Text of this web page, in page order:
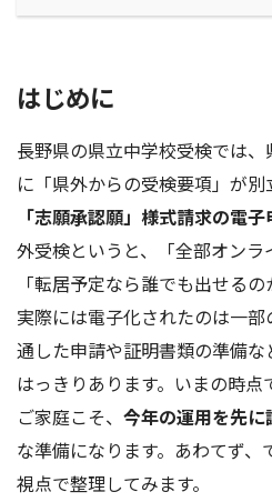
はじめに
長野県の県立中学校受検では
に「県外からの受検要項」が別
「志願承認願」様式請求の電
外受検というと、「全部オンラ
「転居予定なら誰でも出せる
実際には電子化されたのは一
通した申請や証明書類の準備
はっきりあります。いまの時
ご家庭こそ、 今年の運用を先
な準備になります。あわてず
視点で整理してみます。